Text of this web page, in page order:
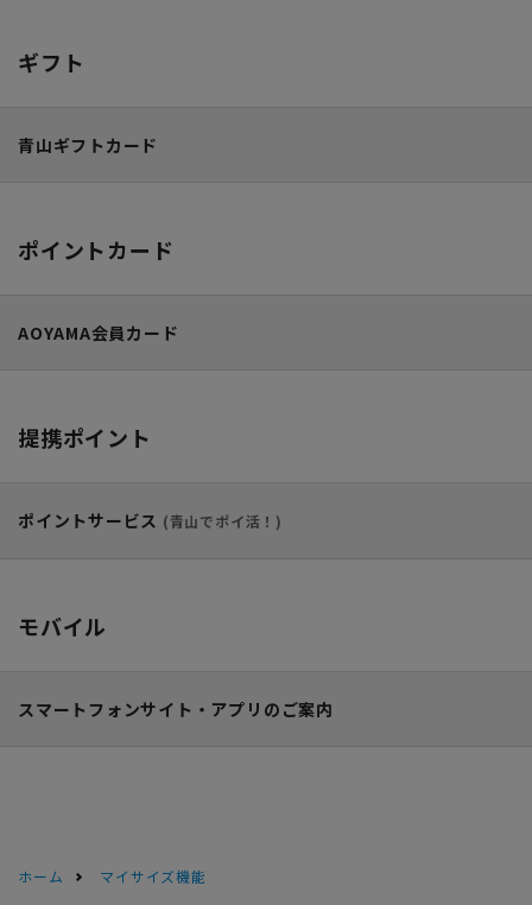
ギフト
青山ギフトカード
ポイントカード
AOYAMA会員カード
提携ポイント
ポイントサービス (青山でポイ活！)
モバイル
スマートフォンサイト・ アプリのご案内
ホーム マイサイズ機能